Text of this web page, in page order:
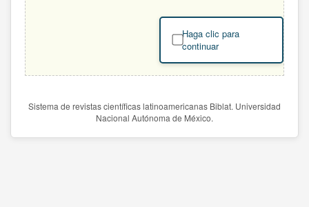
Haga clic para
continuar
Sistema de revistas científicas latinoamericanas Biblat. Universidad
Nacional Autónoma de México.